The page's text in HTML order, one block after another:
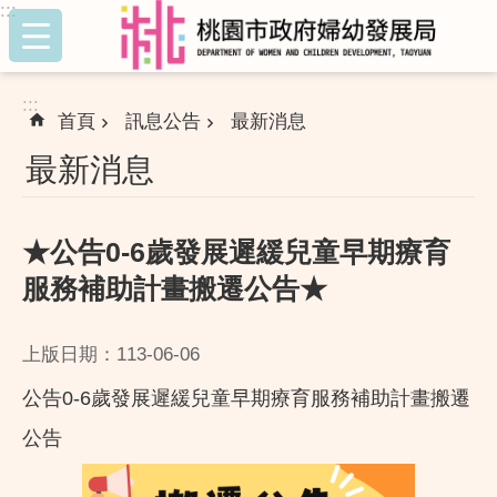
跳到主要內容區塊
:::
:::
首頁 訊息公告 最新消息
最新消息
★公告0-6歲發展遲緩兒童早期療育
服務補助計畫搬遷公告★
上版日期：113-06-06
公告0-6歲發展遲緩兒童早期療育服務補助計畫搬遷
公告